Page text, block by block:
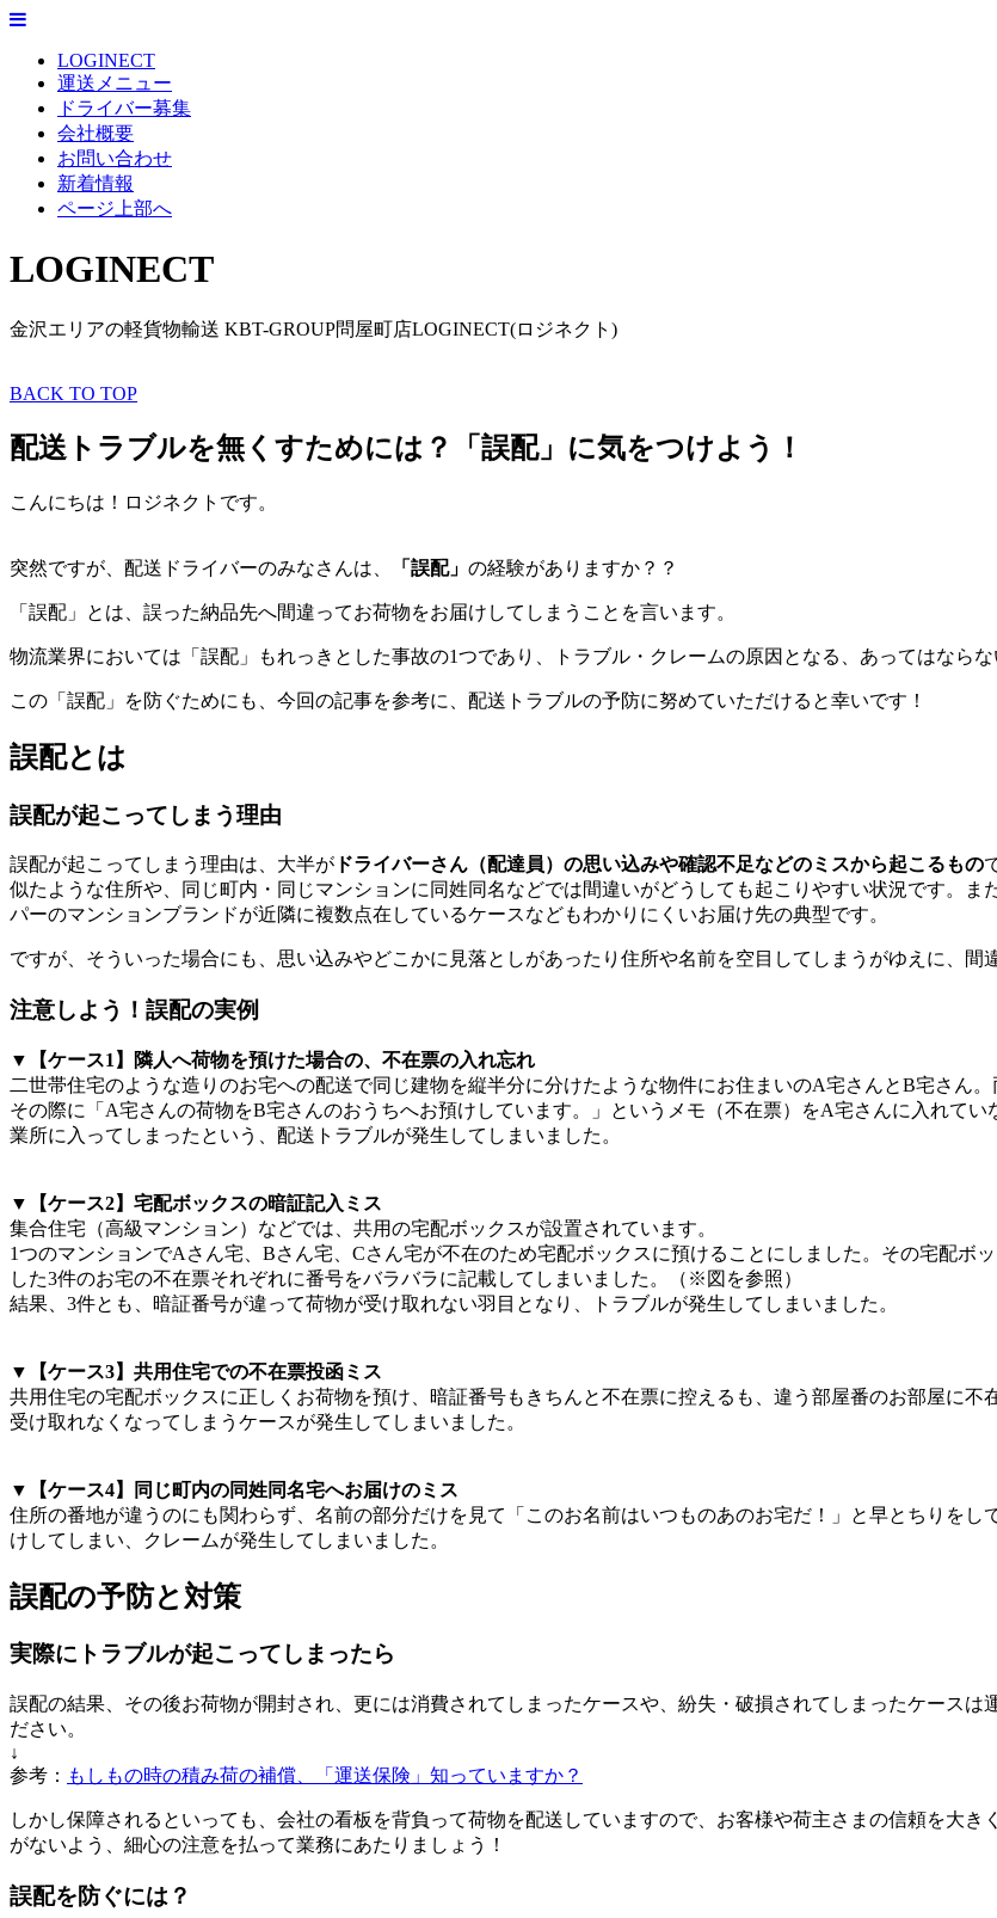
LOGINECT
運送メニュー
ドライバー募集
会社概要
お問い合わせ
新着情報
ページ上部へ
LOGINECT
金沢エリアの軽貨物輸送 KBT-GROUP問屋町店LOGINECT(ロジネクト)
BACK TO TOP
配送トラブルを無くすためには？「誤配」に気をつけよう！
こんにちは！ロジネクトです。
突然ですが、配送ドライバーのみなさんは、 「誤配」 の経験がありますか？？
「誤配」とは、誤った納品先へ間違ってお荷物をお届けしてしまうことを言います。
物流業界においては「誤配」もれっきとした事故の1つであり、トラブル・クレームの原因となる、あってはならな
この「誤配」を防ぐためにも、今回の記事を参考に、配送トラブルの予防に努めていただけると幸いです！
誤配とは
誤配が起こってしまう理由
誤配が起こってしまう理由は、大半が ドライバーさん（配達員）の思い込みや確認不足などのミスから起こるもの
似たような住所や、同じ町内・同じマンションに同姓同名などでは間違いがどうしても起こりやすい状況です。
パーのマンションブランドが近隣に複数点在しているケースなどもわかりにくいお届け先の典型です。
ですが、そういった場合にも、思い込みやどこかに見落としがあったり住所や名前を空目してしまうがゆえに、間
注意しよう！誤配の実例
▼【ケース1】隣人へ荷物を預けた場合の、不在票の入れ忘れ
二世帯住宅のような造りのお宅への配送で同じ建物を縦半分に分けたような物件にお住まいのA宅さんとB宅さん
その際に「A宅さんの荷物をB宅さんのおうちへお預けしています。」というメモ（不在票）をA宅さんに入れて
業所に入ってしまったという、配送トラブルが発生してしまいました。
▼【ケース2】宅配ボックスの暗証記入ミス
集合住宅（高級マンション）などでは、共用の宅配ボックスが設置されています。
1つのマンションでAさん宅、Bさん宅、Cさん宅が不在のため宅配ボックスに預けることにしました。その宅配ボ
した3件のお宅の不在票それぞれに番号をバラバラに記載してしまいました。（※図を参照）
結果、3件とも、暗証番号が違って荷物が受け取れない羽目となり、トラブルが発生してしまいました。
▼【ケース3】共用住宅での不在票投函ミス
共用住宅の宅配ボックスに正しくお荷物を預け、暗証番号もきちんと不在票に控えるも、違う部屋番のお部屋に
受け取れなくなってしまうケースが発生してしまいました。
▼【ケース4】同じ町内の同姓同名宅へお届けのミス
住所の番地が違うのにも関わらず、名前の部分だけを見て「このお名前はいつものあのお宅だ！」と早とちりを
けしてしまい、クレームが発生してしまいました。
誤配の予防と対策
実際にトラブルが起こってしまったら
誤配の結果、その後お荷物が開封され、更には消費されてしまったケースや、紛失・破損されてしまったケース
ださい。
↓
参考： もしもの時の積み荷の補償、「運送保険」知っていますか？
しかし保障されるといっても、会社の看板を背負って荷物を配送していますので、お客様や荷主さまの信頼を大
がないよう、細心の注意を払って業務にあたりましょう！
誤配を防ぐには？